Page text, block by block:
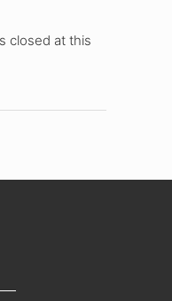
closed at this